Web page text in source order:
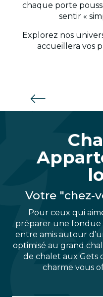
chaque porte
sentir «
Explorez nos
accueillera vos
Votre "chez-
Pour ceux qui
préparer une
entre amis autour
optimisé au grand
de chalet aux Gets
charme vous